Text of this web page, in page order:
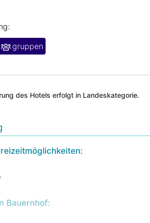
gruppen
des Hotels erfolgt in Landeskategorie.
Bauernhof: